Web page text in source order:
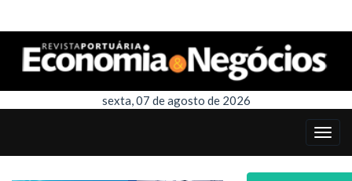
sexta, 07 de agosto de 2026